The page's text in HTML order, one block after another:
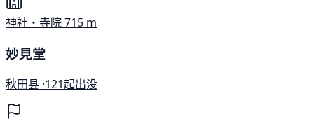
神社・寺院715 m
妙見堂
秋田县 ·121起出没